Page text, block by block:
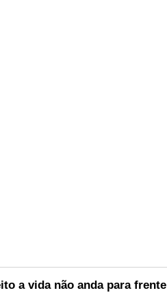
a vida não anda para frente